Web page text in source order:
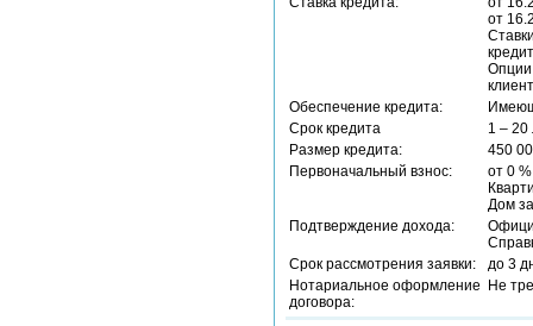
от
Опции
Обеспечение кредита:
Срок кредита
1 – 20
Размер кредита:
450
Первоначальный взнос:
от 0 %
Дом
Подтверждение дохода:
Срок рассмотрения заявки:
до 3
Нотариальное оформление
договора:
Не